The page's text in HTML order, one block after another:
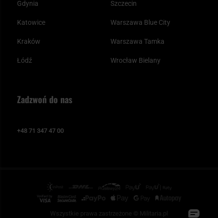
Gdynia
Katowice
Kraków
Łódź
Szczecin
Warszawa Blue City
Warszawa Tamka
Wrocław Bielany
Zadzwoń do nas
+48 71 347 47 00
Wszystkie prawa zastrzeżone © Militaria.pl